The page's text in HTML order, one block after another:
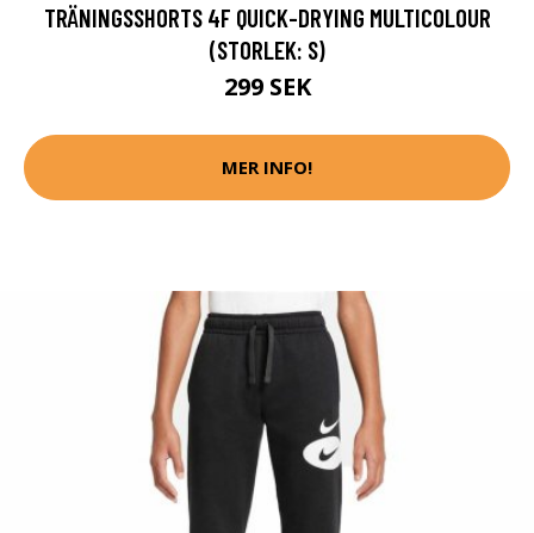
TRÄNINGSSHORTS 4F QUICK-DRYING MULTICOLOUR
(STORLEK: S)
299 SEK
MER INFO!